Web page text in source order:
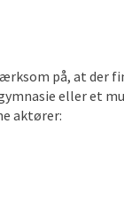
på, at der
elleret
aktører: